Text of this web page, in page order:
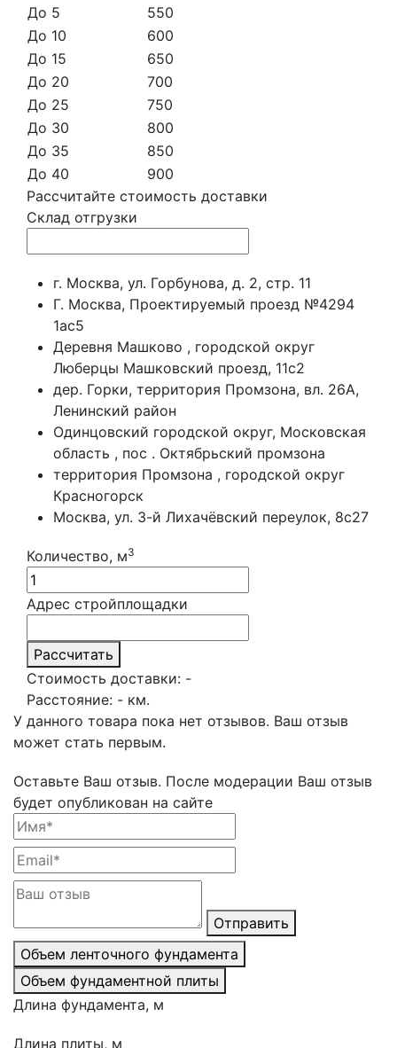
До 5
550
До 10
600
До 15
650
До 20
700
До 25
750
До 30
800
До 35
850
До 40
900
Рассчитайте стоимость доставки
Склад отгрузки
г. Москва, ул. Горбунова, д. 2, стр. 11
Г. Москва, Проектируемый проезд №4294
1ас5
Деревня Машково , городской округ
Люберцы Машковский проезд, 11с2
дер. Горки, территория Промзона, вл. 26А,
Ленинский район
Одинцовский городской округ, Московская
область , пос . Октябрьский промзона
территория Промзона , городской округ
Красногорск
Москва, ул. 3-й Лихачёвский переулок, 8с27
Количество, м3
Адрес стройплощадки
Рассчитать
Стоимость доставки: -
Расстояние: - км.
У данного товара пока нет отзывов. Ваш отзыв
может стать первым.
Оставьте Ваш отзыв. После модерации Ваш отзыв
будет опубликован на сайте
Отправить
Объем ленточного фундамента
Объем фундаментной плиты
Длина фундамента, м
Длина плиты, м